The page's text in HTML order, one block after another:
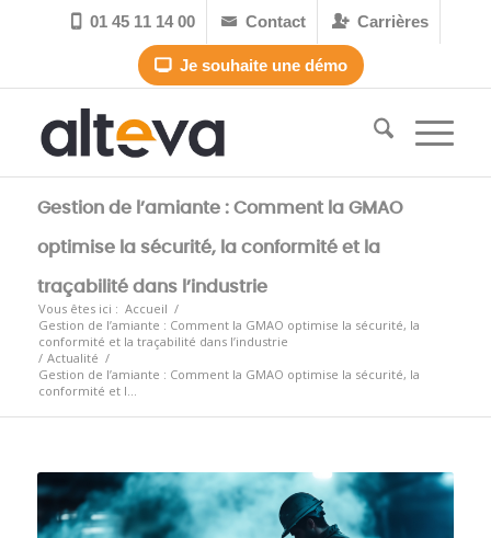
 01 45 11 14 00  Contact Carrières
Je souhaite une démo
Gestion de l’amiante : Comment la GMAO
optimise la sécurité, la conformité et la
traçabilité dans l’industrie
Vous êtes ici : Accueil /
Gestion de l’amiante : Comment la GMAO optimise la sécurité, la
conformité et la traçabilité dans l’industrie
/ Actualité /
Gestion de l’amiante : Comment la GMAO optimise la sécurité, la
conformité et l...